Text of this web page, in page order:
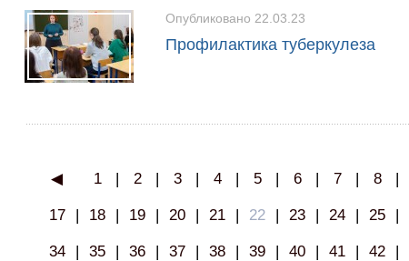
Опубликовано 22.03.23
Профилактика туберкулеза
◀ 1 | 2 | 3 | 4 | 5 | 6 | 7 | 8 |
17 | 18 | 19 | 20 | 21 | 22 | 23 | 24 | 25 |
34 | 35 | 36 | 37 | 38 | 39 | 40 | 41 | 42 |